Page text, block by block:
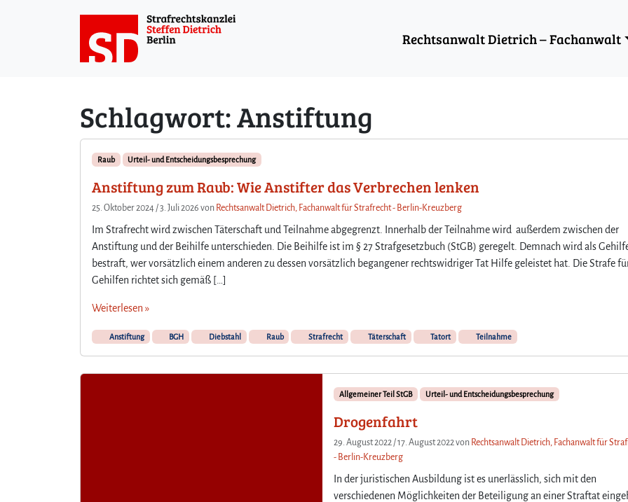
Rechtsanwalt Dietrich – Fachanwalt
Schlagwort:Anstiftung
Raub Urteil- und Entscheidungsbesprechung
Anstiftung zum Raub: Wie Anstifter das Verbrechen lenken
25. Oktober 2024 /3. Juli 2026 von Rechtsanwalt Dietrich, Fachanwalt für Strafrecht - Berlin-Kreuzberg
Im Strafrecht wird zwischen Täterschaft und Teilnahme abgegrenzt. Innerhalb der Teilnahme wird außerdem zwischen der
Anstiftung und der Beihilfe unterschieden. Die Beihilfe ist im § 27 Strafgesetzbuch (StGB) geregelt. Demnach wird als
bestraft, wer vorsätzlich einem anderen zu dessen vorsätzlich begangener rechtswidriger Tat Hilfe geleistet hat. Die Strafe
Gehilfen richtet sich gemäß […]
Weiterlesen »
Anstiftung BGH Diebstahl Raub Strafrecht Täterschaft Tatort Teilnahme
Allgemeiner Teil StGB Urteil- und Entscheidungsbesprechung
Drogenfahrt
29. August 2022 /17. August 2022von Rechtsanwalt Dietrich, Fachanwalt für
- Berlin-Kreuzberg
In der juristischen Ausbildung ist es unerlässlich, sich mit den
verschiedenen Möglichkeiten der Beteiligung an einer Straftat